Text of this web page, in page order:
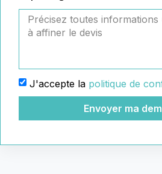
J'accepte la politique de
Envoyer ma